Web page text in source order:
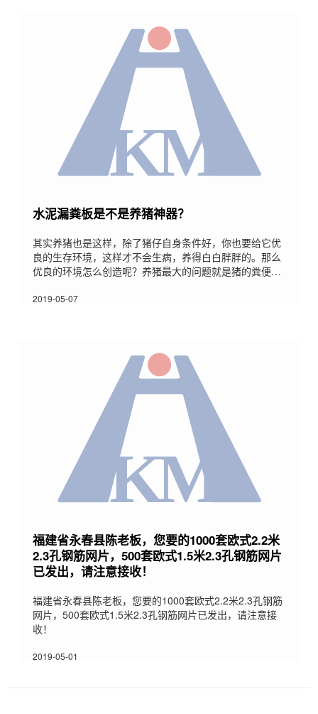
它物质都能通过水泥漏粪板漏下去，因而也能有效防止水
水泥漏粪板是不是养猪神器？
其实养猪也是这样，除了猪仔自身条件好，你也要给它优
良的生存环境，这样才不会生病，养得白白胖胖的。那么
优良的环境怎么创造呢？养猪最大的问题就是猪的粪便
提清理粪便的一个神器了-水泥漏粪板，为什么这样讲呢?
的可能性。2、水泥漏粪地板能让养殖场一年四季有足够
2019-05-07
福建省永春县陈老板，您要的1000套欧式2.2米
2.3孔钢筋网片，500套欧式1.5米2.3孔钢筋网片
已发出，请注意接收！
福建省永春县陈老板，您要的1000套欧式2.2米2.3孔钢筋
网片，500套欧式1.5米2.3孔钢筋网片已发出，请注意接
收！
2019-05-01